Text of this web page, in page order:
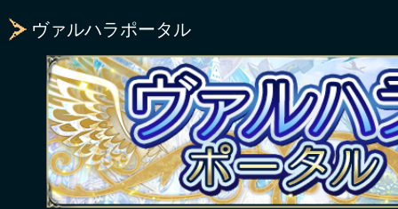
ヴァルハラポータル